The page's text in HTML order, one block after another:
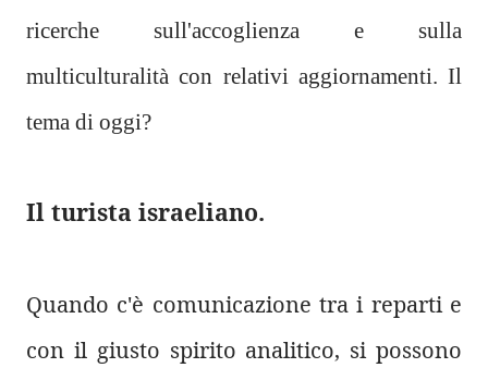
ricerche sull'accoglienza e sulla
multiculturalità con relativi aggiornamenti. Il
tema di oggi?
Il turista israeliano.
Quando c'è comunicazione tra i reparti e
con il giusto spirito analitico, si possono